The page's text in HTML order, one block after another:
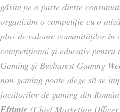
găsim pe o parte dintre
organizăm o competiție cu o
plus de valoare comunităților în
competițional și educativ
Gaming și Bucharest Gaming
non-gaming poate alege să se
jucătorilor de gaming din
Eftimie (Chief Marketing